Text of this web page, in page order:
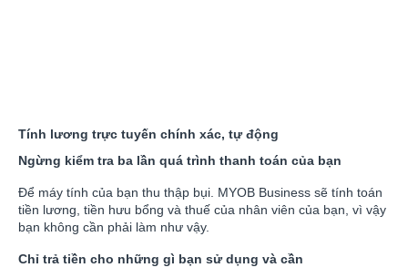
Tính lương trực tuyến chính xác, tự động
Ngừng kiểm tra ba lần quá trình thanh toán của bạn
Để máy tính của bạn thu thập bụi. MYOB Business sẽ tính toán
tiền lương, tiền hưu bổng và thuế của nhân viên của bạn, vì vậy
bạn không cần phải làm như vậy.
Chỉ trả tiền cho những gì bạn sử dụng và cần